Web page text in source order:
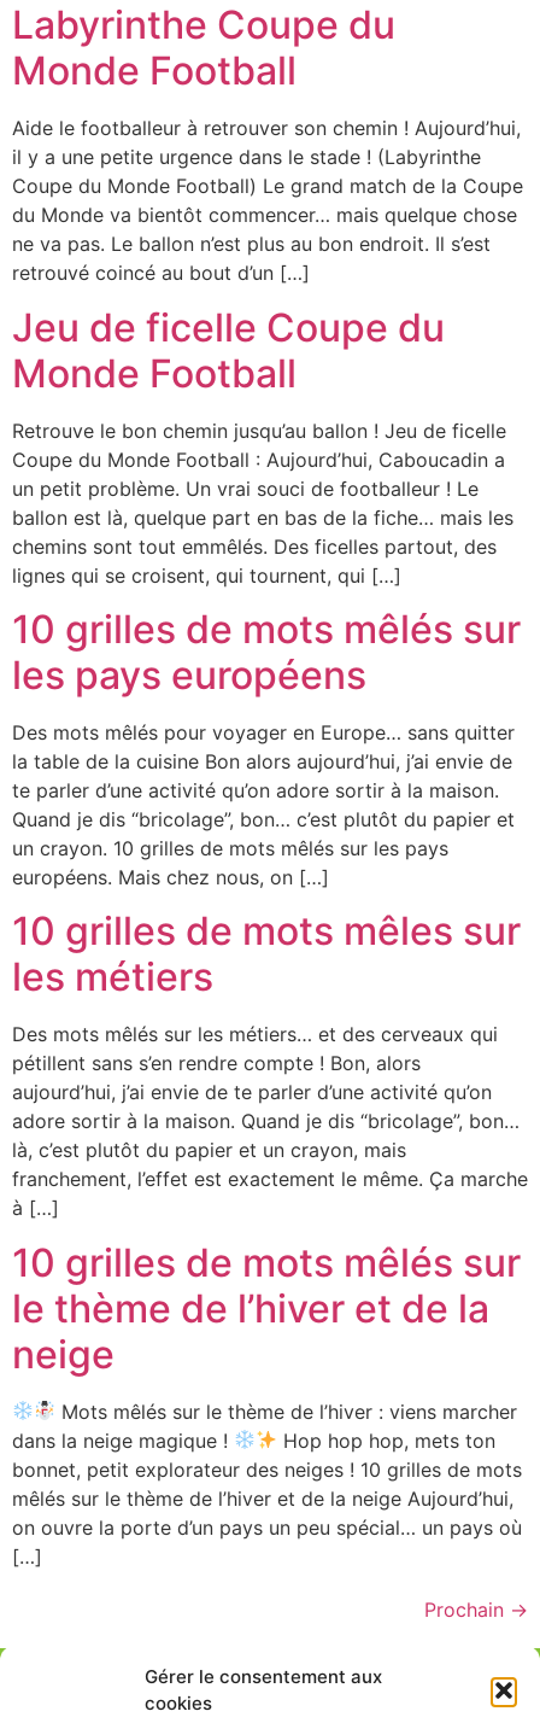
Gérer le consentement aux
cookies
Labyrinthe Coupe du
Monde Football
Aide le footballeur à retrouver son chemin ! Aujourd’hui,
il y a une petite urgence dans le stade ! (Labyrinthe
Coupe du Monde Football) Le grand match de la Coupe
du Monde va bientôt commencer… mais quelque chose
ne va pas. Le ballon n’est plus au bon endroit. Il s’est
retrouvé coincé au bout d’un […]
Jeu de ficelle Coupe du
Monde Football
Retrouve le bon chemin jusqu’au ballon ! Jeu de ficelle
Coupe du Monde Football : Aujourd’hui, Caboucadin a
un petit problème. Un vrai souci de footballeur ! Le
ballon est là, quelque part en bas de la fiche… mais les
chemins sont tout emmêlés. Des ficelles partout, des
lignes qui se croisent, qui tournent, qui […]
10 grilles de mots mêlés sur
les pays européens
Des mots mêlés pour voyager en Europe… sans quitter
la table de la cuisine Bon alors aujourd’hui, j’ai envie de
te parler d’une activité qu’on adore sortir à la maison.
Quand je dis “bricolage”, bon… c’est plutôt du papier et
un crayon. 10 grilles de mots mêlés sur les pays
européens. Mais chez nous, on […]
10 grilles de mots mêles sur
les métiers
Des mots mêlés sur les métiers… et des cerveaux qui
pétillent sans s’en rendre compte ! Bon, alors
aujourd’hui, j’ai envie de te parler d’une activité qu’on
adore sortir à la maison. Quand je dis “bricolage”, bon…
là, c’est plutôt du papier et un crayon, mais
franchement, l’effet est exactement le même. Ça marche
à […]
10 grilles de mots mêlés sur
le thème de l’hiver et de la
neige
Mots mêlés sur le thème de l’hiver : viens marcher
dans la neige magique !
Hop hop hop, mets ton
bonnet, petit explorateur des neiges ! 10 grilles de mots
mêlés sur le thème de l’hiver et de la neige Aujourd’hui,
on ouvre la porte d’un pays un peu spécial… un pays où
[…]
Prochain →